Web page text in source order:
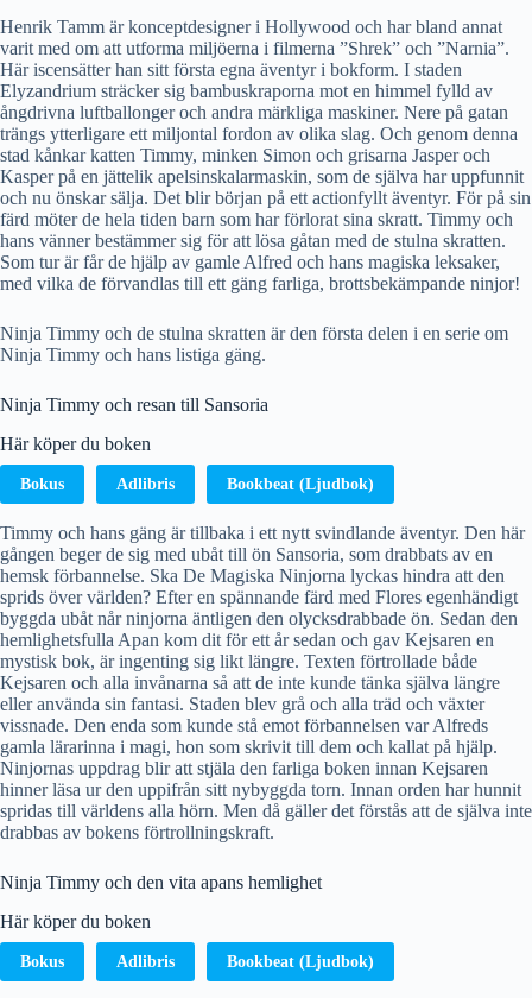
Henrik Tamm är konceptdesigner i Hollywood och har bland annat
varit med om att utforma miljöerna i filmerna ”Shrek” och ”Narnia”.
Här iscensätter han sitt första egna äventyr i bokform. I staden
Elyzandrium sträcker sig bambuskraporna mot en himmel fylld av
ångdrivna luftballonger och andra märkliga maskiner. Nere på gatan
trängs ytterligare ett miljontal fordon av olika slag. Och genom denna
stad kånkar katten Timmy, minken Simon och grisarna Jasper och
Kasper på en jättelik apelsinskalarmaskin, som de själva har uppfunnit
och nu önskar sälja. Det blir början på ett actionfyllt äventyr. För på sin
färd möter de hela tiden barn som har förlorat sina skratt. Timmy och
hans vänner bestämmer sig för att lösa gåtan med de stulna skratten.
Som tur är får de hjälp av gamle Alfred och hans magiska leksaker,
med vilka de förvandlas till ett gäng farliga, brottsbekämpande ninjor!
Ninja Timmy och de stulna skratten är den första delen i en serie om
Ninja Timmy och hans listiga gäng.
Ninja Timmy och resan till Sansoria
Här köper du boken
Bokus Adlibris Bookbeat (Ljudbok)
Timmy och hans gäng är tillbaka i ett nytt svindlande äventyr. Den här
gången beger de sig med ubåt till ön Sansoria, som drabbats av en
hemsk förbannelse. Ska De Magiska Ninjorna lyckas hindra att den
sprids över världen? Efter en spännande färd med Flores egenhändigt
byggda ubåt når ninjorna äntligen den olycksdrabbade ön. Sedan den
hemlighetsfulla Apan kom dit för ett år sedan och gav Kejsaren en
mystisk bok, är ingenting sig likt längre. Texten förtrollade både
Kejsaren och alla invånarna så att de inte kunde tänka själva längre
eller använda sin fantasi. Staden blev grå och alla träd och växter
vissnade. Den enda som kunde stå emot förbannelsen var Alfreds
gamla lärarinna i magi, hon som skrivit till dem och kallat på hjälp.
Ninjornas uppdrag blir att stjäla den farliga boken innan Kejsaren
hinner läsa ur den uppifrån sitt nybyggda torn. Innan orden har hunnit
spridas till världens alla hörn. Men då gäller det förstås att de själva inte
drabbas av bokens förtrollningskraft.
Ninja Timmy och den vita apans hemlighet
Här köper du boken
Bokus Adlibris Bookbeat (Ljudbok)